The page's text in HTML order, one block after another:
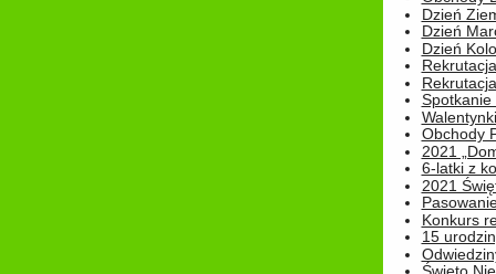
Dzień
Dzień
Dzień
Rekrutacja
Spotkanie
Obchody
2021
6-latki z
2021
Konkurs
15